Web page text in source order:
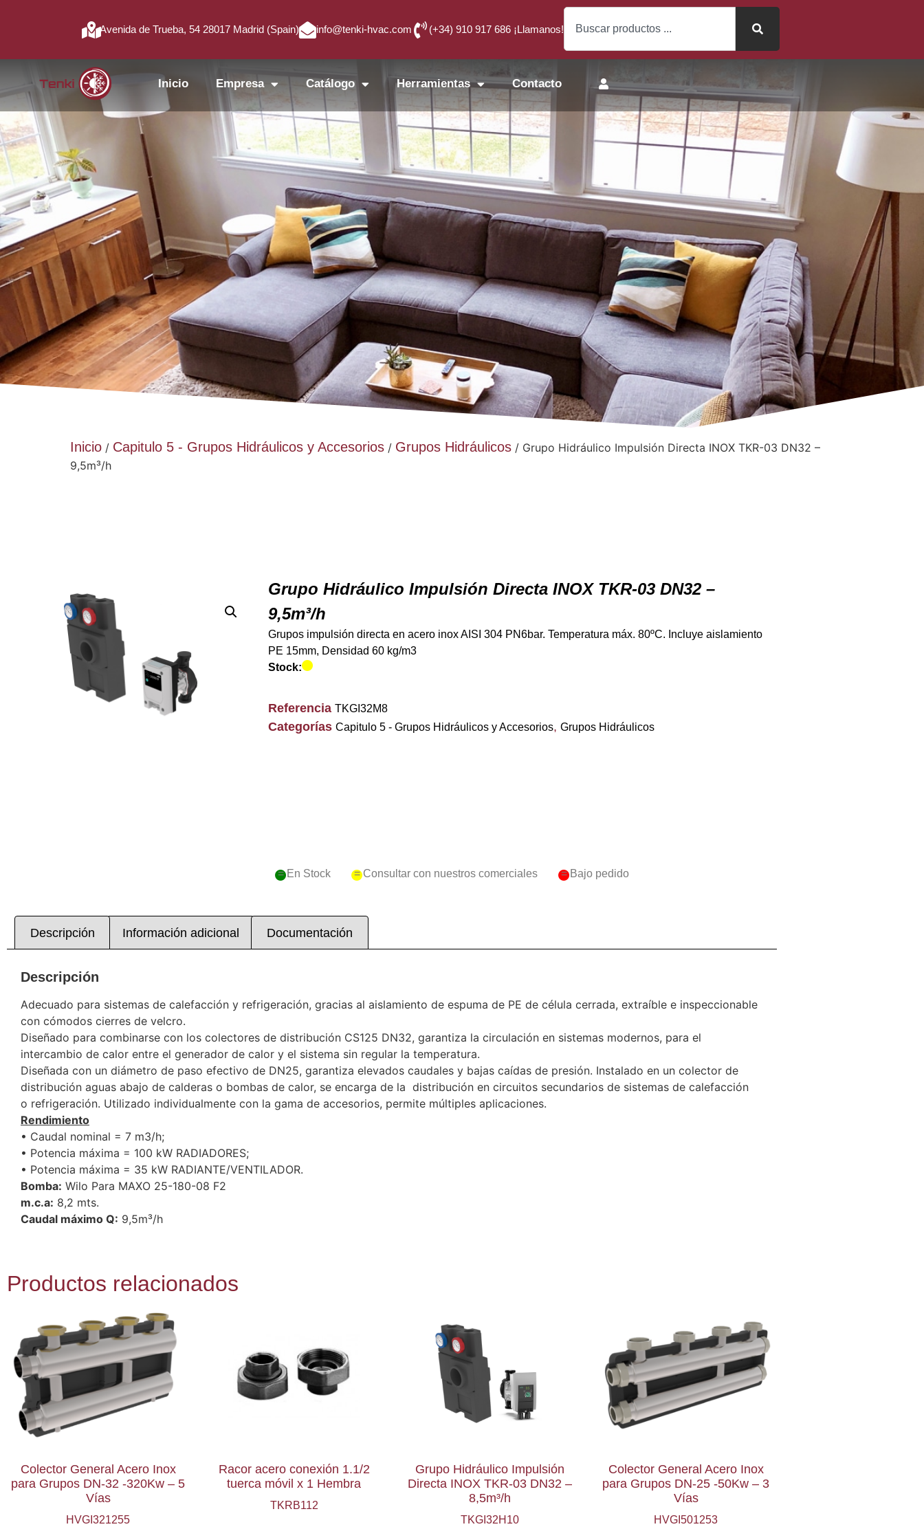
Avenida de Trueba, 54 28017 Madrid (Spain) info@tenki-hvac.com (+34) 910 917 686 ¡Llamanos!
Inicio Empresa Catálogo Herramientas Contacto
Inicio / Capitulo 5 - Grupos Hidráulicos y Accesorios / Grupos Hidráulicos / Grupo Hidráulico Impulsión Directa INOX TKR-03 DN32 –
9,5m³/h
Grupo Hidráulico Impulsión Directa INOX TKR-03 DN32 –
9,5m³/h
Grupos impulsión directa en acero inox AISI 304 PN6bar. Temperatura máx. 80ºC. Incluye aislamiento
PE 15mm, Densidad 60 kg/m3
Stock:
Referencia TKGI32M8
Categorías Capitulo 5 - Grupos Hidráulicos y Accesorios, Grupos Hidráulicos
= En Stock = Consultar con nuestros comerciales = Bajo pedido
Descripción Información adicional Documentación
Descripción
Adecuado para sistemas de calefacción y refrigeración, gracias al aislamiento de espuma de PE de célula cerrada, extraíble e inspeccionable
con cómodos cierres de velcro.
Diseñado para combinarse con los colectores de distribución CS125 DN32, garantiza la circulación en sistemas modernos, para el
intercambio de calor entre el generador de calor y el sistema sin regular la temperatura.
Diseñada con un diámetro de paso efectivo de DN25, garantiza elevados caudales y bajas caídas de presión. Instalado en un colector de
distribución aguas abajo de calderas o bombas de calor, se encarga de la distribución en circuitos secundarios de sistemas de calefacción
o refrigeración. Utilizado individualmente con la gama de accesorios, permite múltiples aplicaciones.
Rendimiento
• Caudal nominal = 7 m3/h;
• Potencia máxima = 100 kW RADIADORES;
• Potencia máxima = 35 kW RADIANTE/VENTILADOR.
Bomba: Wilo Para MAXO 25-180-08 F2
m.c.a: 8,2 mts.
Caudal máximo Q: 9,5m³/h
Productos relacionados
Colector General Acero Inox
para Grupos DN-32 -320Kw – 5
Vías
HVGI321255
Racor acero conexión 1.1/2
tuerca móvil x 1 Hembra
TKRB112
Grupo Hidráulico Impulsión
Directa INOX TKR-03 DN32 –
8,5m³/h
TKGI32H10
Colector General Acero Inox
para Grupos DN-25 -50Kw – 3
Vías
HVGI501253